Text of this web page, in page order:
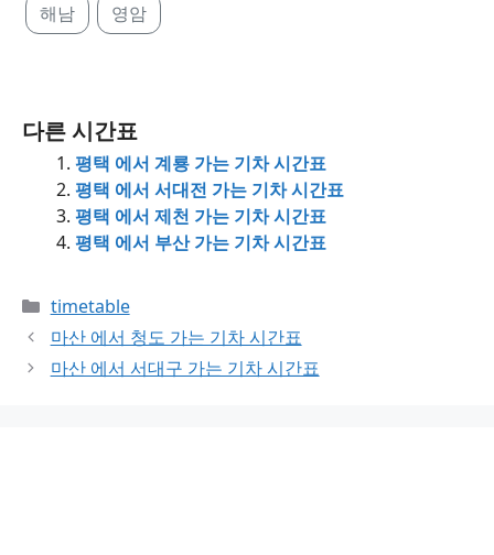
해남 영암
다른 시간표
평택 에서 계룡 가는 기차 시간표
평택 에서 서대전 가는 기차 시간표
평택 에서 제천 가는 기차 시간표
평택 에서 부산 가는 기차 시간표
Categories
timetable
마산 에서 청도 가는 기차 시간표
마산 에서 서대구 가는 기차 시간표